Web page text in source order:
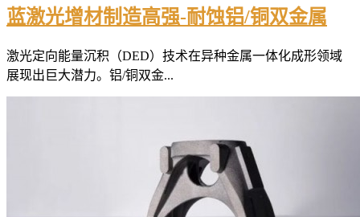
蓝激光增材制造高强-耐蚀铝/铜双金属
激光定向能量沉积（DED）技术在异种金属一体化成形领域
展现出巨大潜力。铝/铜双金...